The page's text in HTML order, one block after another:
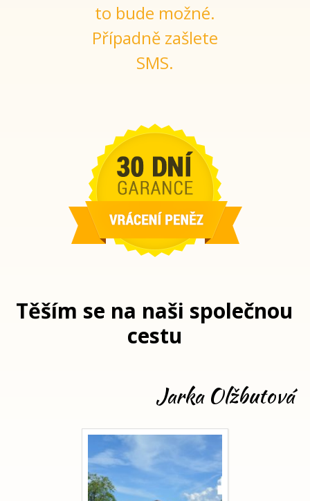
to bude možné.
Případně zašlete
SMS.
Těším se na naši společnou
cestu
Jarka Olžbutová